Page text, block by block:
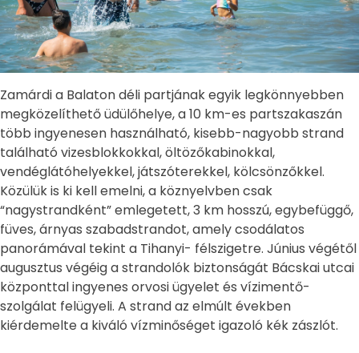
Zamárdi a Balaton déli partjának egyik legkönnyebben
megközelíthető üdülőhelye, a 10 km-es partszakaszán
több ingyenesen használható, kisebb-nagyobb strand
található vizesblokkokkal, öltözőkabinokkal,
vendéglátóhelyekkel, játszóterekkel, kölcsönzőkkel.
Közülük is ki kell emelni, a köznyelvben csak
“nagystrandként” emlegetett, 3 km hosszú, egybefüggő,
füves, árnyas szabadstrandot, amely csodálatos
panorámával tekint a Tihanyi- félszigetre. Június végétől
augusztus végéig a strandolók biztonságát Bácskai utcai
központtal ingyenes orvosi ügyelet és vízimentő-
szolgálat felügyeli. A strand az elmúlt években
kiérdemelte a kiváló vízminőséget igazoló kék zászlót.